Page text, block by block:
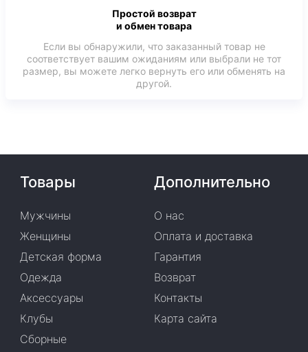
Простой возврат
и обмен товара
Если вы обнаружили, что заказанный товар не
соответствует вашим ожиданиям или выбрали не тот
размер, вы можете легко вернуть его или обменять на
другой.
Товары
Мужчины
Женщины
Детская форма
Одежда
Аксессуары
Клубы
Сборные
Дополнительно
О нас
Оплата и доставка
Гарантия
Возврат
Контакты
Карта сайта